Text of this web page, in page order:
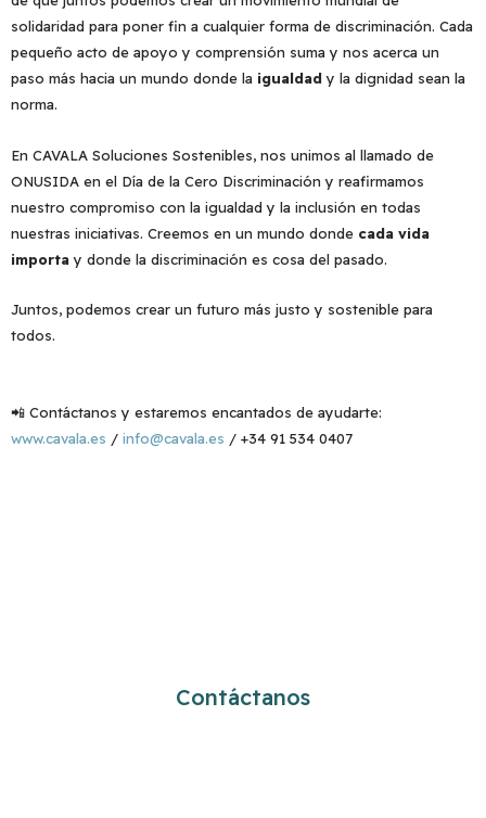
solidaridad para poner fin a cualquier forma de discriminación. Cada
pequeño acto de apoyo y comprensión suma y nos acerca un
paso más hacia un mundo donde la igualdady la dignidad sean la
norma.
En CAVALA Soluciones Sostenibles, nos unimos al llamado de
ONUSIDA en el Día de la Cero Discriminación y reafirmamos
nuestro compromiso con la igualdad y la inclusión en todas
nuestras iniciativas. Creemos en un mundo donde cada vida
importay donde la discriminación es cosa del pasado.
Juntos, podemos crear un futuro más justo y sostenible para
todos.
📲 Contáctanos y estaremos encantados de ayudarte:
www.cavala.es / info@cavala.es / +34 91 534 0407
Contáctanos